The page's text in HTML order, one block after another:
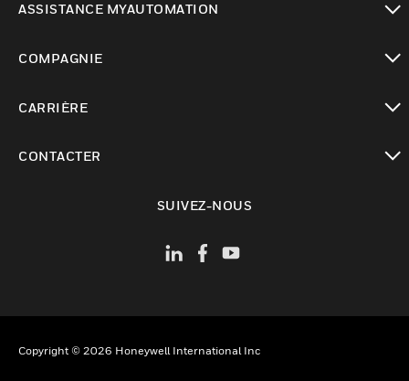
ASSISTANCE MYAUTOMATION
COMPAGNIE
CARRIÈRE
CONTACTER
SUIVEZ-NOUS
Copyright © 2026 Honeywell International Inc